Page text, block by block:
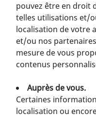
pouvez être en droit
telles utilisations et/
localisation de votre
et/ou nos
mesure de vous
contenus
Auprès de vous.
Certaines
localisation ou